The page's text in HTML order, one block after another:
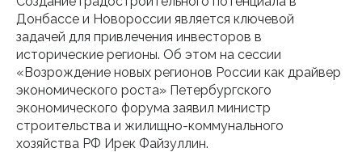
Донбассе и Новороссии является ключевой
задачей для привлечения инвесторов в
исторические регионы. Об этом на сессии
«Возрождение новых регионов России как драйвер
экономического роста» Петербургского
экономического форума заявил министр
строительства и жилищно-коммунального
хозяйства РФ Ирек Файзуллин.